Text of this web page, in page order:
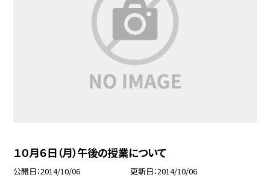
１０月６日（月）午後の授業について
公開日 2014/10/06 更新日 2014/10/06